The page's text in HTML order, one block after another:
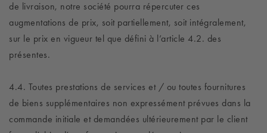
de livraison, notre société pourra répercuter ces
augmentations de prix, soit partiellement, soit intégralement,
sur le prix en vigueur tel que défini à l’article 4.2. des
présentes.
4.4. Toutes prestations de services et / ou toutes fournitures
de biens supplémentaires non expressément prévues dans la
commande initiale et demandées ultérieurement par le client